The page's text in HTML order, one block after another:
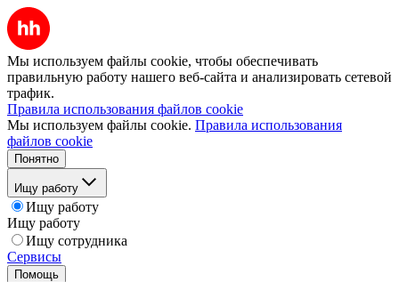
Мы используем файлы cookie, чтобы обеспечивать
правильную работу нашего веб-сайта и анализировать сетевой
трафик.
Правила использования файлов cookie
Мы используем файлы cookie. Правила использования
файлов cookie
Понятно
Ищу работу
Ищу работу
Ищу работу
Ищу сотрудника
Сервисы
Помощь